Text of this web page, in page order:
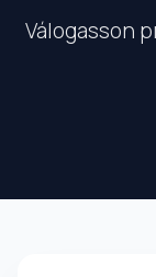
Válogasson